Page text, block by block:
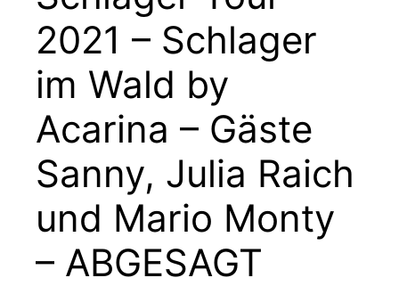
2021 – Schlager
im Wald by
Acarina – Gäste
Sanny, Julia Raich
und Mario Monty
– ABGESAGT